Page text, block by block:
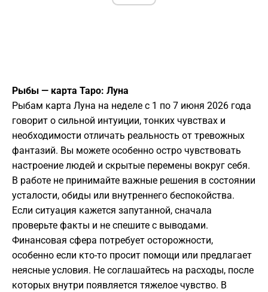
Рыбы — карта Таро: Луна
Рыбам карта Луна на неделе с 1 по 7 июня 2026 года
говорит о сильной интуиции, тонких чувствах и
необходимости отличать реальность от тревожных
фантазий. Вы можете особенно остро чувствовать
настроение людей и скрытые перемены вокруг себя.
В работе не принимайте важные решения в состоянии
усталости, обиды или внутреннего беспокойства.
Если ситуация кажется запутанной, сначала
проверьте факты и не спешите с выводами.
Финансовая сфера потребует осторожности,
особенно если кто-то просит помощи или предлагает
неясные условия. Не соглашайтесь на расходы, после
которых внутри появляется тяжелое чувство. В